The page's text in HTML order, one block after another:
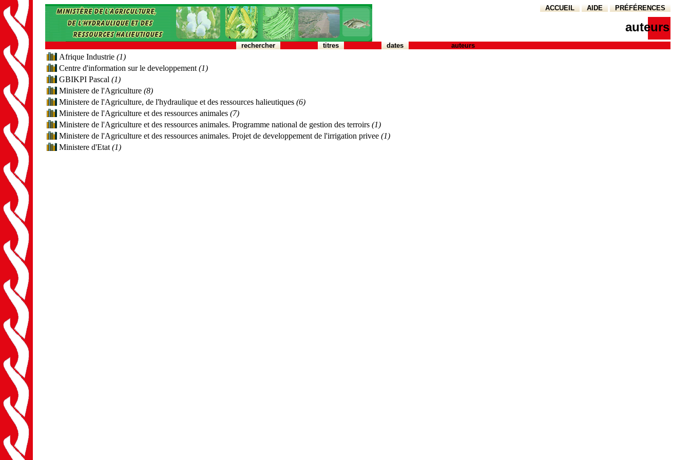
ACCUEIL AIDE PRÉFÉRENCES
auteurs
rechercher titres dates auteurs
Afrique Industrie (1)
Centre d'information sur le developpement (1)
GBIKPI Pascal (1)
Ministere de l'Agriculture (8)
Ministere de l'Agriculture, de l'hydraulique et des ressources halieutiques (6)
Ministere de l'Agriculture et des ressources animales (7)
Ministere de l'Agriculture et des ressources animales. Programme national de gestion des terroirs (1)
Ministere de l'Agriculture et des ressources animales. Projet de developpement de l'irrigation privee (1)
Ministere d'Etat (1)